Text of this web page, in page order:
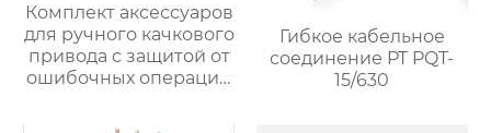
Комплект аксессуаров
для ручного качкового
привода с защитой от
ошибочных операций
Гибкое кабельное
соединение PT PQT-
15/630